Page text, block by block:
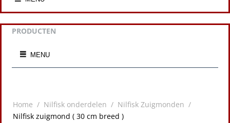
PRODUCTEN
MENU
Home / Nilfisk onderdelen / Nilfisk Zuigmonden /
Nilfisk zuigmond ( 30 cm breed )